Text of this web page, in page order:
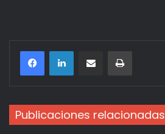
Compartir por correo electrónicoImprimir
Publicaciones relacionadas